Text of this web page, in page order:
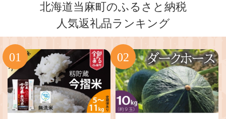
北海道当麻町のふるさと納税
人気返礼品ランキング